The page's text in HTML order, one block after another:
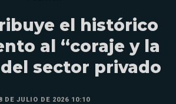
el histórico
al “coraje y la
sector privado
DE JULIO DE 2026 10:10